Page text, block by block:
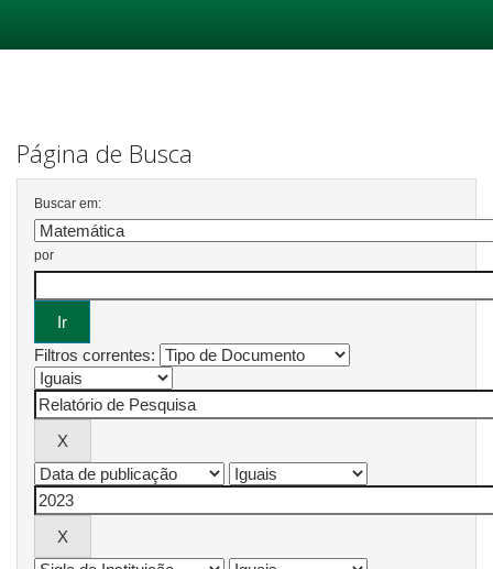
Página de Busca
Buscar em:
por
Filtros correntes: